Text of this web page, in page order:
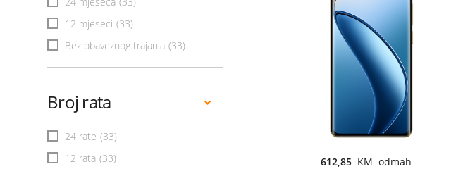
12 mjeseci (33)
Bez obaveznog trajanja (33)
Broj rata
24 rate (33)
12 rata (33)
612,85 KM odmah